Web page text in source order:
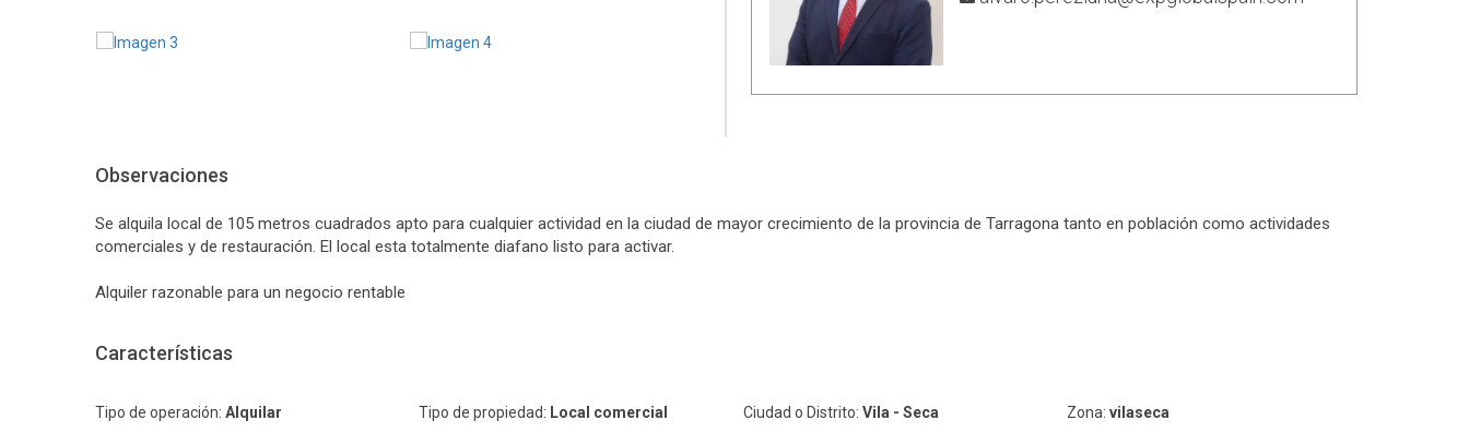
Observaciones
Se alquila local de 105 metros cuadrados apto para cualquier actividad en la ciudad de mayor crecimiento de la provincia de Tarragona tanto en población como actividades
comerciales y de restauración. El local esta totalmente diafano listo para activar.
Alquiler razonable para un negocio rentable
Características
Tipo de operación: Alquilar Tipo de propiedad: Local comercial Ciudad o Distrito: Vila - Seca Zona: vilaseca